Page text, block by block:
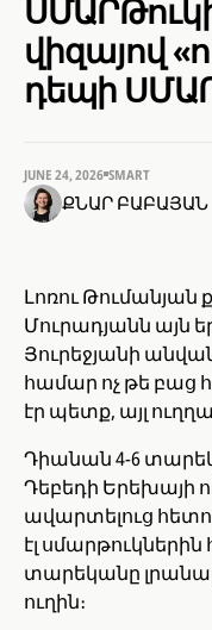
վիզայով
դեպի
ՔՆԱՐ ԲԱԲԱՅԱՆ
JUNE 24, 2026 SMART
Լոռու
Մուրադյանն այն
Յուրեջյանի
համար ոչ թե բաց
էր պետք, այլ
Դիանան 4-6
Դեբեդի Երեխայի
ավարտելուց
էլ
տարեկանը
ուղին։